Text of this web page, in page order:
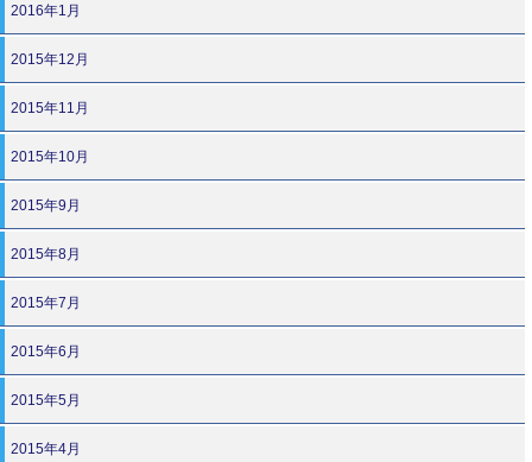
2016年1月
2015年12月
2015年11月
2015年10月
2015年9月
2015年8月
2015年7月
2015年6月
2015年5月
2015年4月